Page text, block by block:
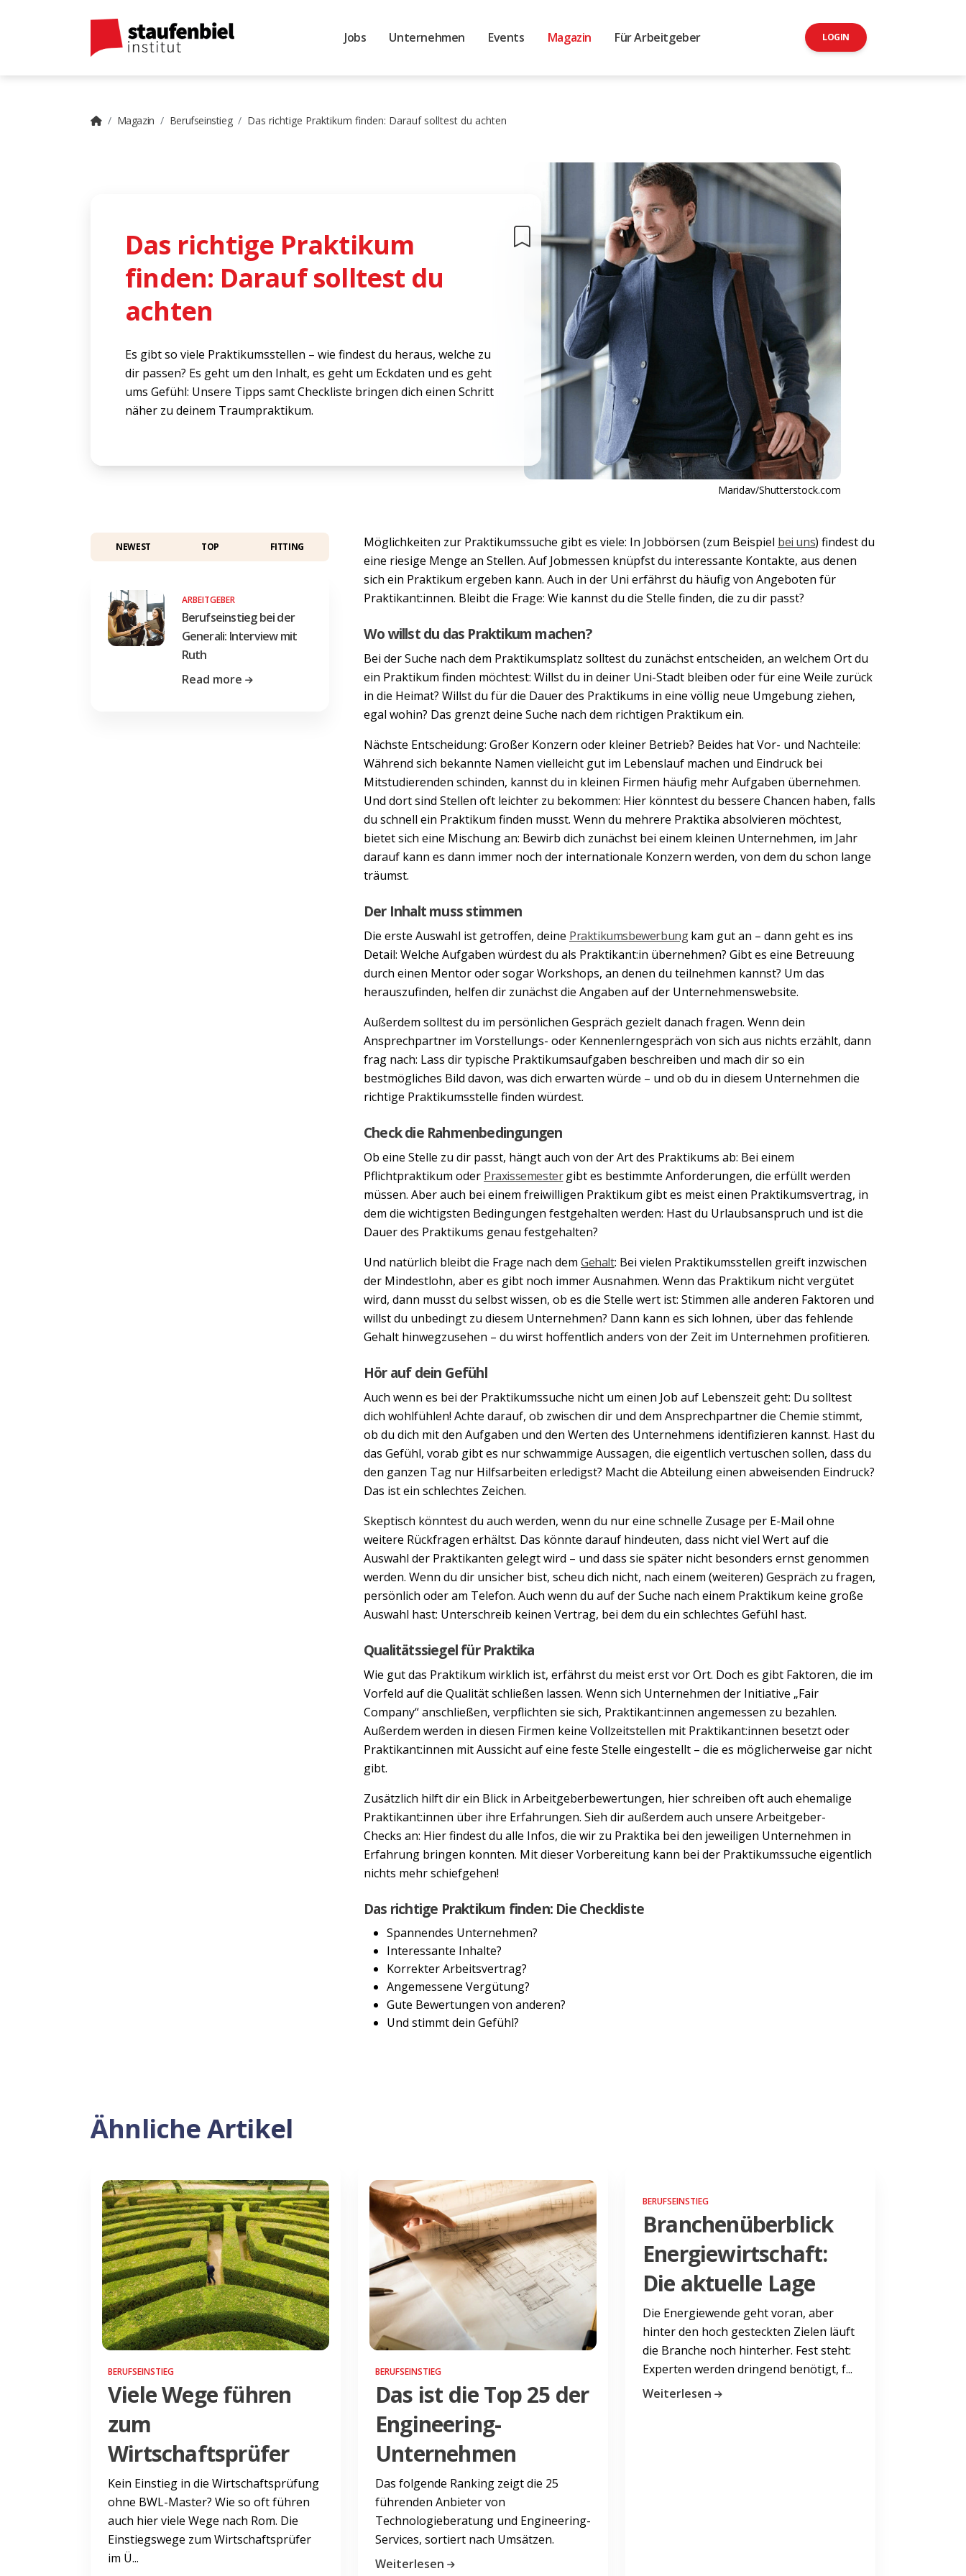
Jobs Unternehmen Events Magazin Für Arbeitgeber LOGIN
Magazin Berufseinstieg Das richtige Praktikum finden: Darauf solltest du achten
Das richtige Praktikum
finden: Darauf solltest du
achten
Es gibt so viele Praktikumsstellen – wie findest du heraus, welche zu
dir passen? Es geht um den Inhalt, es geht um Eckdaten und es geht
ums Gefühl: Unsere Tipps samt Checkliste bringen dich einen Schritt
näher zu deinem Traumpraktikum.
Maridav/Shutterstock.com
NEWEST TOP FITTING
ARBEITGEBER
Berufseinstieg bei der
Generali: Interview mit
Ruth
Read more
Möglichkeiten zur Praktikumssuche gibt es viele: In Jobbörsen (zum Beispiel bei uns) findest du
eine riesige Menge an Stellen. Auf Jobmessen knüpfst du interessante Kontakte, aus denen
sich ein Praktikum ergeben kann. Auch in der Uni erfährst du häufig von Angeboten für
Praktikant:innen. Bleibt die Frage: Wie kannst du die Stelle finden, die zu dir passt?
Wo willst du das Praktikum machen?
Bei der Suche nach dem Praktikumsplatz solltest du zunächst entscheiden, an welchem Ort du
ein Praktikum finden möchtest: Willst du in deiner Uni-Stadt bleiben oder für eine Weile zurück
in die Heimat? Willst du für die Dauer des Praktikums in eine völlig neue Umgebung ziehen,
egal wohin? Das grenzt deine Suche nach dem richtigen Praktikum ein.
Nächste Entscheidung: Großer Konzern oder kleiner Betrieb? Beides hat Vor- und Nachteile:
Während sich bekannte Namen vielleicht gut im Lebenslauf machen und Eindruck bei
Mitstudierenden schinden, kannst du in kleinen Firmen häufig mehr Aufgaben übernehmen.
Und dort sind Stellen oft leichter zu bekommen: Hier könntest du bessere Chancen haben, falls
du schnell ein Praktikum finden musst. Wenn du mehrere Praktika absolvieren möchtest,
bietet sich eine Mischung an: Bewirb dich zunächst bei einem kleinen Unternehmen, im Jahr
darauf kann es dann immer noch der internationale Konzern werden, von dem du schon lange
träumst.
Der Inhalt muss stimmen
Die erste Auswahl ist getroffen, deine Praktikumsbewerbungkam gut an – dann geht es ins
Detail: Welche Aufgaben würdest du als Praktikant:in übernehmen? Gibt es eine Betreuung
durch einen Mentor oder sogar Workshops, an denen du teilnehmen kannst? Um das
herauszufinden, helfen dir zunächst die Angaben auf der Unternehmenswebsite.
Außerdem solltest du im persönlichen Gespräch gezielt danach fragen. Wenn dein
Ansprechpartner im Vorstellungs- oder Kennenlerngespräch von sich aus nichts erzählt, dann
frag nach: Lass dir typische Praktikumsaufgaben beschreiben und mach dir so ein
bestmögliches Bild davon, was dich erwarten würde – und ob du in diesem Unternehmen die
richtige Praktikumsstelle finden würdest.
Check die Rahmenbedingungen
Ob eine Stelle zu dir passt, hängt auch von der Art des Praktikums ab: Bei einem
Pflichtpraktikum oder Praxissemestergibt es bestimmte Anforderungen, die erfüllt werden
müssen. Aber auch bei einem freiwilligen Praktikum gibt es meist einen Praktikumsvertrag, in
dem die wichtigsten Bedingungen festgehalten werden: Hast du Urlaubsanspruch und ist die
Dauer des Praktikums genau festgehalten?
Und natürlich bleibt die Frage nach dem Gehalt: Bei vielen Praktikumsstellen greift inzwischen
der Mindestlohn, aber es gibt noch immer Ausnahmen. Wenn das Praktikum nicht vergütet
wird, dann musst du selbst wissen, ob es die Stelle wert ist: Stimmen alle anderen Faktoren und
willst du unbedingt zu diesem Unternehmen? Dann kann es sich lohnen, über das fehlende
Gehalt hinwegzusehen – du wirst hoffentlich anders von der Zeit im Unternehmen profitieren.
Hör auf dein Gefühl
Auch wenn es bei der Praktikumssuche nicht um einen Job auf Lebenszeit geht: Du solltest
dich wohlfühlen! Achte darauf, ob zwischen dir und dem Ansprechpartner die Chemie stimmt,
ob du dich mit den Aufgaben und den Werten des Unternehmens identifizieren kannst. Hast du
das Gefühl, vorab gibt es nur schwammige Aussagen, die eigentlich vertuschen sollen, dass du
den ganzen Tag nur Hilfsarbeiten erledigst? Macht die Abteilung einen abweisenden Eindruck?
Das ist ein schlechtes Zeichen.
Skeptisch könntest du auch werden, wenn du nur eine schnelle Zusage per E-Mail ohne
weitere Rückfragen erhältst. Das könnte darauf hindeuten, dass nicht viel Wert auf die
Auswahl der Praktikanten gelegt wird – und dass sie später nicht besonders ernst genommen
werden. Wenn du dir unsicher bist, scheu dich nicht, nach einem (weiteren) Gespräch zu fragen,
persönlich oder am Telefon. Auch wenn du auf der Suche nach einem Praktikum keine große
Auswahl hast: Unterschreib keinen Vertrag, bei dem du ein schlechtes Gefühl hast.
Qualitätssiegel für Praktika
Wie gut das Praktikum wirklich ist, erfährst du meist erst vor Ort. Doch es gibt Faktoren, die im
Vorfeld auf die Qualität schließen lassen. Wenn sich Unternehmen der Initiative „Fair
Company“ anschließen, verpflichten sie sich, Praktikant:innen angemessen zu bezahlen.
Außerdem werden in diesen Firmen keine Vollzeitstellen mit Praktikant:innen besetzt oder
Praktikant:innen mit Aussicht auf eine feste Stelle eingestellt – die es möglicherweise gar nicht
gibt.
Zusätzlich hilft dir ein Blick in Arbeitgeberbewertungen, hier schreiben oft auch ehemalige
Praktikant:innen über ihre Erfahrungen. Sieh dir außerdem auch unsere Arbeitgeber-
Checks an: Hier findest du alle Infos, die wir zu Praktika bei den jeweiligen Unternehmen in
Erfahrung bringen konnten. Mit dieser Vorbereitung kann bei der Praktikumssuche eigentlich
nichts mehr schiefgehen!
Das richtige Praktikum finden: Die Checkliste
Spannendes Unternehmen?
Interessante Inhalte?
Korrekter Arbeitsvertrag?
Angemessene Vergütung?
Gute Bewertungen von anderen?
Und stimmt dein Gefühl?
Ähnliche Artikel
BERUFSEINSTIEG
Viele Wege führen
zum
Wirtschaftsprüfer
Kein Einstieg in die Wirtschaftsprüfung
ohne BWL-Master? Wie so oft führen
auch hier viele Wege nach Rom. Die
Einstiegswege zum Wirtschaftsprüfer
im Ü...
BERUFSEINSTIEG
Das ist die Top 25 der
Engineering-
Unternehmen
Das folgende Ranking zeigt die 25
führenden Anbieter von
Technologieberatung und Engineering-
Services, sortiert nach Umsätzen.
Weiterlesen
BERUFSEINSTIEG
Branchenüberblick
Energiewirtschaft:
Die aktuelle Lage
Die Energiewende geht voran, aber
hinter den hoch gesteckten Zielen läuft
die Branche noch hinterher. Fest steht:
Experten werden dringend benötigt, f...
Weiterlesen